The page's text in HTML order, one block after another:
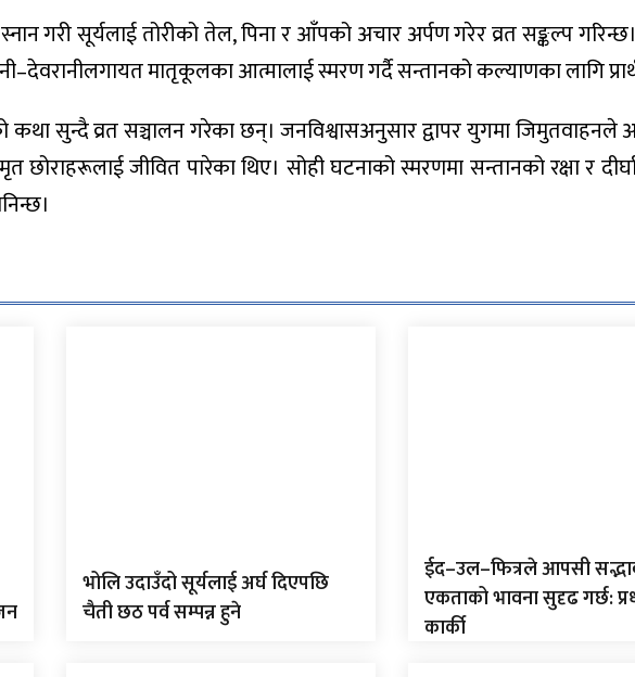
गरी सूर्यलाई तोरीको तेल, पिना र आँपको अचार अर्पण गरेर व्रत सङ्कल्प
मातृकूलका आत्मालाई स्मरण गर्दै सन्तानको कल्याणका लागि
सुन्दै व्रत सञ्चालन गरेका छन्। जनविश्वासअनुसार द्वापर युगमा
छोराहरूलाई जीवित पारेका थिए। सोही घटनाको स्मरणमा सन्तानको रक्षा र
भोलि उदाउँदो सूर्यलाई अर्घ दिएपछि
चैती छठ पर्व सम्पन्न हुने
ईद–उल–फित्रले आपसी
एकताको भावना सुदृढ गर्छ:
कार्की